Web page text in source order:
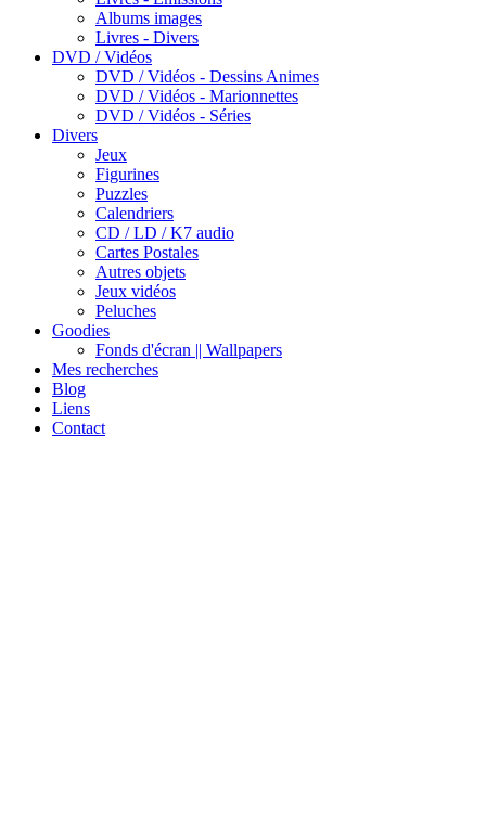
Albums images
Livres - Divers
DVD / Vidéos
DVD / Vidéos - Dessins Animes
DVD / Vidéos - Marionnettes
DVD / Vidéos - Séries
Divers
Jeux
Figurines
Puzzles
Calendriers
CD / LD / K7 audio
Cartes Postales
Autres objets
Jeux vidéos
Peluches
Goodies
Fonds d'écran || Wallpapers
Mes recherches
Blog
Liens
Contact